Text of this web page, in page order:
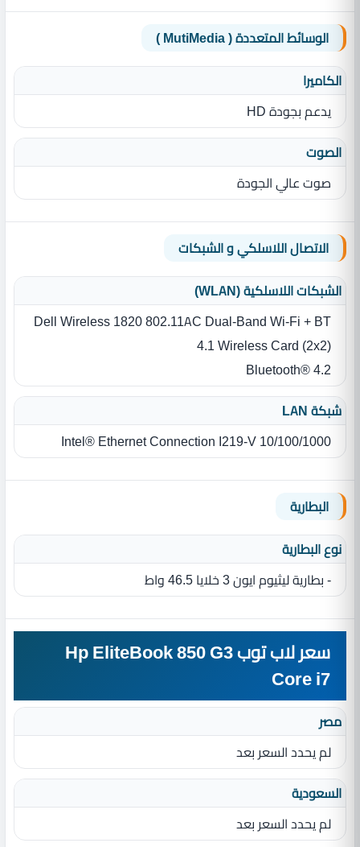
الوسائط المتعددة ( MutiMedia )
الكاميرا
يدعم بجودة HD
الصوت
صوت عالي الجودة
الاتصال اللاسلكي و الشبكات
الشبكات اللاسلكية (WLAN)
Dell Wireless 1820 802.11AC Dual-Band Wi-Fi + BT
4.1 Wireless Card (2x2)
Bluetooth® 4.2
شبكة LAN
Intel® Ethernet Connection I219-V 10/100/1000‏
البطارية
نوع البطارية‏
- بطارية ليثيوم ايون 3‏ خلايا ‏46.5 واط
سعر لاب توب Hp EliteBook 850 G3
Core i7
مصر
لم يحدد السعر بعد
السعودية
لم يحدد السعر بعد